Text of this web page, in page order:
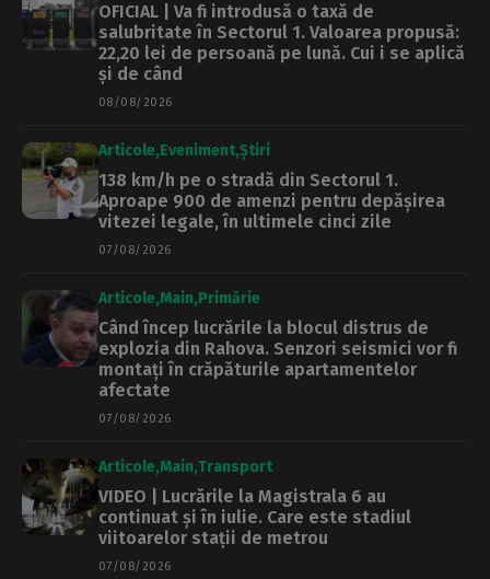
OFICIAL | Va fi introdusă o taxă de
salubritate în Sectorul 1. Valoarea propusă:
22,20 lei de persoană pe lună. Cui i se aplică
și de când
08/08/2026
Articole Eveniment Știri
138 km/h pe o stradă din Sectorul 1.
Aproape 900 de amenzi pentru depășirea
vitezei legale, în ultimele cinci zile
07/08/2026
Articole Main Primărie
Când încep lucrările la blocul distrus de
explozia din Rahova. Senzori seismici vor fi
montați în crăpăturile apartamentelor
afectate
07/08/2026
Articole Main Transport
VIDEO | Lucrările la Magistrala 6 au
continuat și în iulie. Care este stadiul
viitoarelor stații de metrou
07/08/2026